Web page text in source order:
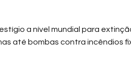
a nível mundial para
até bombas contra incêndios